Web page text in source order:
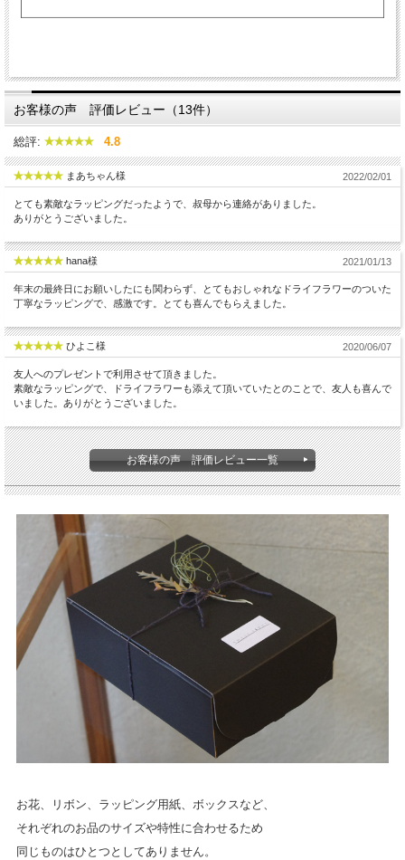
お客様の声 評価レビュー（13件）
総評: 4.8
まあちゃん様 2022/02/01
とても素敵なラッピングだったようで、叔母から連絡がありました。
ありがとうございました。
hana様 2021/01/13
年末の最終日にお願いしたにも関わらず、とてもおしゃれなドライフラワーのついた
丁寧なラッピングで、感激です。とても喜んでもらえました。
ひよこ様 2020/06/07
友人へのプレゼントで利用させて頂きました。
素敵なラッピングで、ドライフラワーも添えて頂いていたとのことで、友人も喜んで
いました。ありがとうございました。
お客様の声 評価レビュー一覧
お花、リボン、ラッピング用紙、ボックスなど、
それぞれのお品のサイズや特性に合わせるため
同じものはひとつとしてありません。